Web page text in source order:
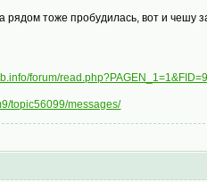
тоже пробудилась, вот и чешу
forum/
topic56099/messages/